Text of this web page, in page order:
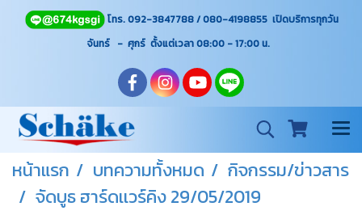
โทร. 092-3847788 / 080-4198855 เปิดบริการทุกวัน
จันทร์ - ศุกร์ ตั้งแต่เวลา 08:00 - 17:00น.
หน้าแรก บทความทั้งหมด
กิจกรรม/ข่าวสาร
จัดบูธ ฮาร์ดเเวร์คิง 29/05/2019